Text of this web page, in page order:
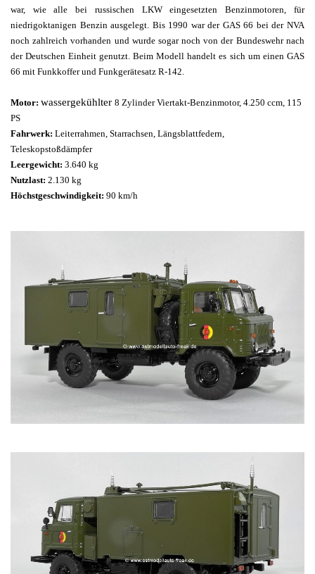
war, wie alle bei russischen LKW eingesetzten Benzinmotoren, für
niedrigoktanigen Benzin ausgelegt. Bis 1990 war der GAS 66 bei der NVA
noch zahlreich vorhanden und wurde sogar noch von der Bundeswehr nach
der Deutschen Einheit genutzt. Beim Modell handelt es sich um einen GAS
66 mit Funkkoffer und Funkgerätesatz R-142.
Motor: wassergekühlter 8 Zylinder Viertakt-Benzinmotor, 4.250 ccm, 115
PS
Fahrwerk: Leiterrahmen, Starrachsen, Längsblattfedern,
Teleskopstoßdämpfer
Leergewicht: 3.640 kg
Nutzlast: 2.130 kg
Höchstgeschwindigkeit: 90 km/h